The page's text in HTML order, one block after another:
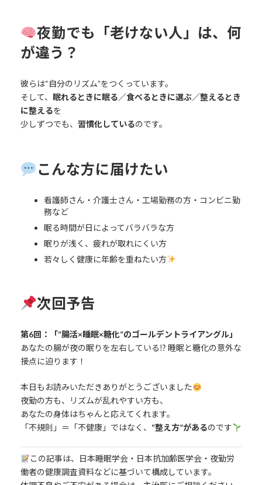
夜勤でも「老けない人」は、何
が違う？
彼らは“自分のリズム”をつくっています。
そして、 眠れるときに眠る／食べるときに選ぶ／整えるとき
に整えるを
少しずつでも、 習慣化しているのです。
こんな方に届けたい
看護師さん・介護士さん・工場勤務の方・コンビニ勤
務など
眠る時間が日によってバラバラな方
眠りが浅く、疲れが取れにくい方
若々しく健康に年齢を重ねたい方
次回予告
第6回：「“腸活×睡眠×糖化”のゴールデントライアングル」
あなたの腸が夜の眠りを左右している⁉ 睡眠と糖化の意外な
接点に迫ります！
本日もお読みいただきありがとうございました
夜勤の方も、リズムが乱れやすい方も、
あなたの身体はちゃんと応えてくれます。
「不規則」＝「不健康」ではなく、 “整え方”があるのです
この記事は、日本睡眠学会・日本抗加齢医学会・夜勤労
働者の健康調査資料などに基づいて構成しています。